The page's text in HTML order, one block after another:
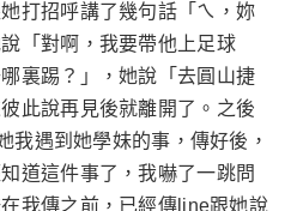
打招呼講了幾句話「ㄟ，妳
「對啊，我要帶他上足球
裏踢？」，她說「去圓山捷
此說再見後就離開了。之後
我遇到她學妹的事，傳好後，
道這件事了，我嚇了一跳問
我傳之前，已經傳line跟她說